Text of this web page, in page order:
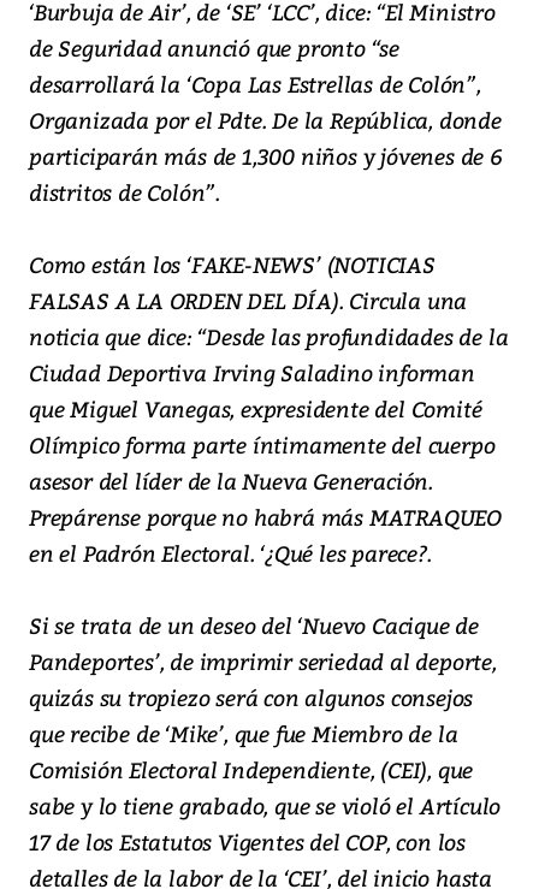
‘Burbuja de Air’, de ‘SE’ ‘LCC’, dice: “El Ministro
de Seguridad anunció que pronto “se
desarrollará la ‘Copa Las Estrellas de Colón”,
Organizada por el Pdte. De la República, donde
participarán más de 1,300 niños y jóvenes de 6
distritos de Colón”.
Como están los ‘FAKE-NEWS’ (NOTICIAS
FALSAS A LA ORDEN DEL DÍA). Circula una
noticia que dice: “Desde las profundidades de la
Ciudad Deportiva Irving Saladino informan
que Miguel Vanegas, expresidente del Comité
Olímpico forma parte íntimamente del cuerpo
asesor del líder de la Nueva Generación.
Prepárense porque no habrá más MATRAQUEO
en el Padrón Electoral. ‘¿Qué les parece?.
Si se trata de un deseo del ‘Nuevo Cacique de
Pandeportes’, de imprimir seriedad al deporte,
quizás su tropiezo será con algunos consejos
que recibe de ‘Mike’, que fue Miembro de la
Comisión Electoral Independiente, (CEI), que
sabe y lo tiene grabado, que se violó el Artículo
17 de los Estatutos Vigentes del COP, con los
detalles de la labor de la ‘CEI’, del inicio hasta